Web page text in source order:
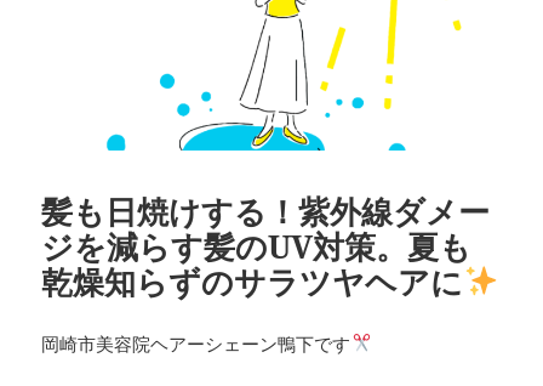
髪も日焼けする！紫外線ダメー
ジを減らす髪のUV対策。夏も
乾燥知らずのサラツヤヘアに
岡崎市美容院ヘアーシェーン鴨下です